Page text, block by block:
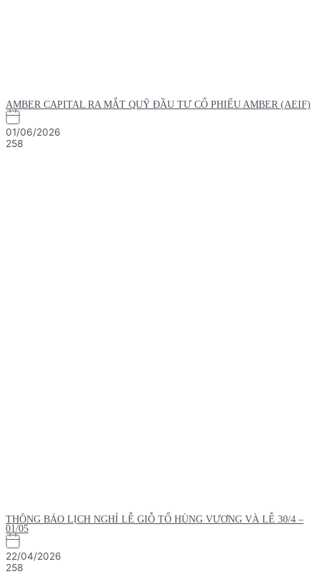
AMBER CAPITAL RA MẮT QUỸ ĐẦU TƯ CỔ PHIẾU AMBER (AEIF)
01/06/2026
258
THÔNG BÁO LỊCH NGHỈ LỄ GIỖ TỔ HÙNG VƯƠNG VÀ LỄ 30/4 –
01/05
22/04/2026
258